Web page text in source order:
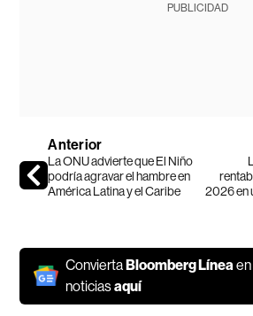
PUBLICIDAD
Anterior
La ONU advierte que El Niño
podría agravar el hambre en
América Latina y el Caribe
2026 en
ConviertaBloomberg Línea
noticiasaquí